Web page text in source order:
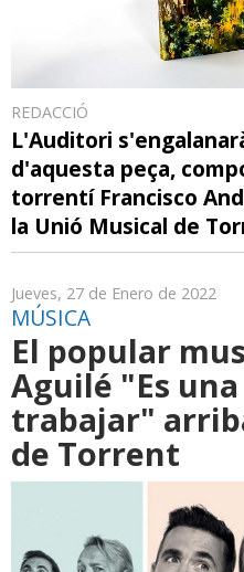
REDACCIÓ
L'Auditori
d'aquesta peça,
torrentí Francisco
la Unió Musical de
Jueves, 27 de Enero de 2022
MÚSICA
El popular
Aguilé "Es
trabajar"
de Torrent